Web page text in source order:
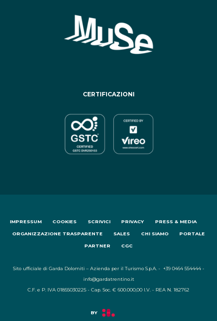
CERTIFICAZIONI
IMPRESSUM COOKIES SCRIVICI PRIVACY PRESS & MEDIA
ORGANIZZAZIONE TRASPARENTE SALES CHI SIAMO PORTALE
PARTNER CGC
Sito ufficiale di Garda Dolomiti – Azienda per il Turismo S.p.A. - +39 0464 554444 -
info@gardatrentino.it
C.F. e P. IVA 01855030225 - Cap. Soc. € 600.000,00 I.V. - REA N. 182762